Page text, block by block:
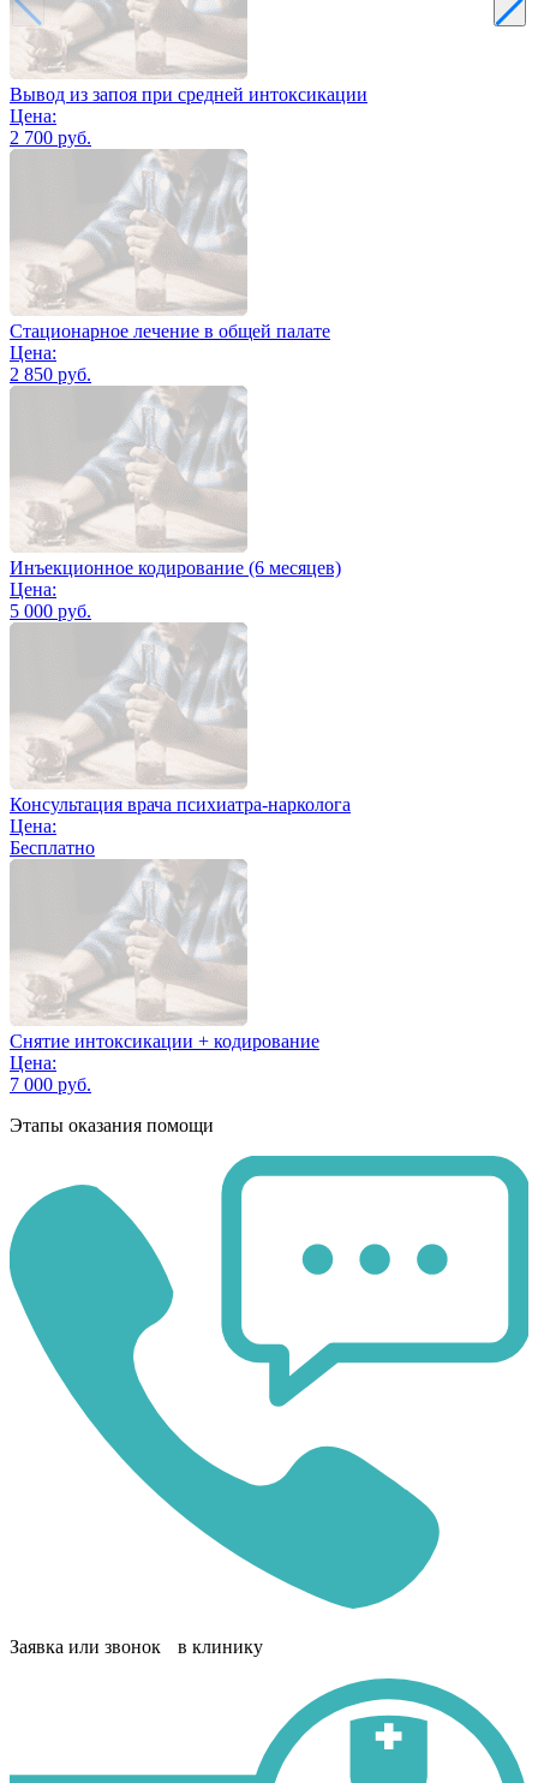
Вывод из запоя при средней интоксикации
Цена:
2 700 руб.
Стационарное лечение в общей палате
Цена:
2 850 руб.
Инъекционное кодирование (6 месяцев)
Цена:
5 000 руб.
Консультация врача психиатра-нарколога
Цена:
Бесплатно
Снятие интоксикации + кодирование
Цена:
7 000 руб.
Этапы оказания помощи
Заявка или звонок в клинику